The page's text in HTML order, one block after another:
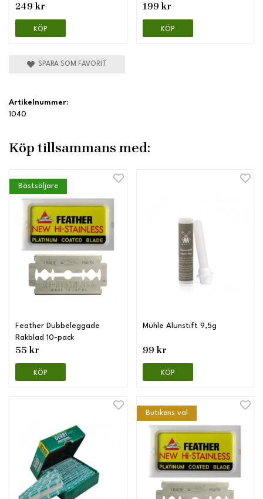
249 kr
KÖP
199 kr
KÖP
SPARA SOM FAVORIT
Artikelnummer:
1040
Köp tillsammans med:
Bästsäljare
Feather Dubbeleggade
Rakblad 10-pack
55 kr
KÖP
Mühle Alunstift 9,5g
99 kr
KÖP
Butikens val